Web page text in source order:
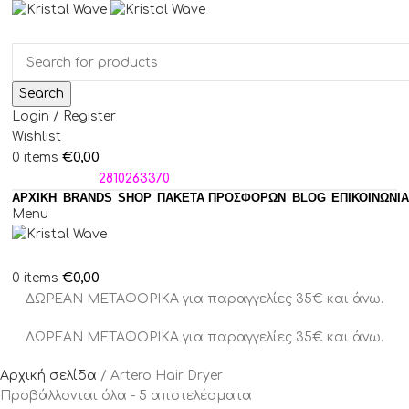
Search
Login / Register
Wishlist
0 items €0,00
2810263370
ΑΡΧΙΚΗ
BRANDS SHOP ΠΑΚΈΤΑ ΠΡΟΣΦΟΡΏΝ BLOG ΕΠΙΚΟΙΝΩΝΙΑ
Menu
0 items €0,00
ΔΩΡΕΑΝ ΜΕΤΑΦΟΡΙΚΑ για παραγγελίες 35€ και άνω.
ΔΩΡΕΑΝ ΜΕΤΑΦΟΡΙΚΑ για παραγγελίες 35€ και άνω.
Αρχική σελίδα
Artero Hair Dryer
Προβάλλονται όλα - 5 αποτελέσματα